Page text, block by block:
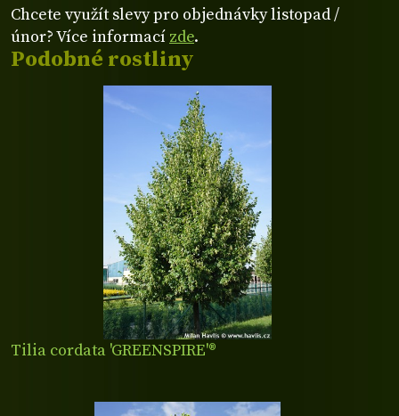
Podobné rostliny
Tilia cordata 'GREENSPIRE'®
Chcete využít slevy pro objednávky listopad /
únor? Více informací zde.